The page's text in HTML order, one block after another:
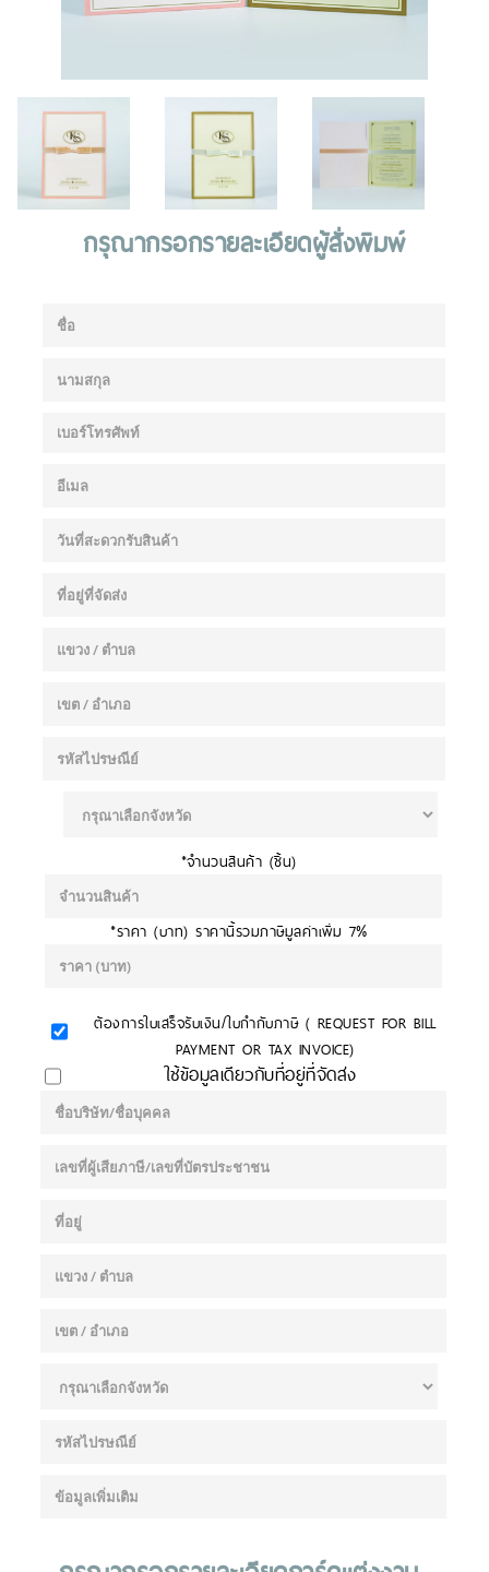
กรุณากรอกรายละเอียดผู้สั่งพิมพ์
*จำนวนสินค้า (ชิ้น)
*ราคา (บาท) ราคานี้รวมภาษีมูลค่าเพิ่ม 7%
ต้องการใบเสร็จรับเงิน/ใบกำกับภาษี ( REQUEST FOR BILL
PAYMENT OR TAX INVOICE)
ใช้ข้อมูลเดียวกับที่อยู่ที่จัดส่ง